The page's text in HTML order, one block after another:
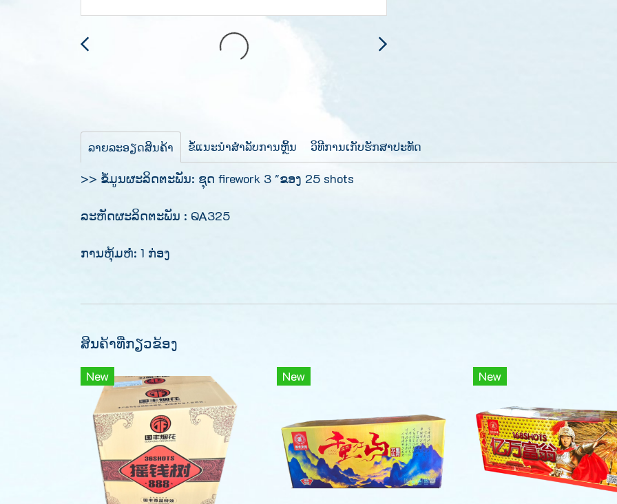
ລາຍລະອຽດສິນຄ້າ ຂໍ້​ແນະ​ນໍາ​ສໍາ​ລັບ​ການ​ຫຼິ້ນ​ ວິທີການເກັບຮັກສາປະທັດ
>> ຂໍ້​ມູນ​ຜະ​ລິດ​ຕະ​ພັນ: ຊຸດ firework 3 "ຂອງ 25 shots
ລະ​ຫັດ​ຜະ​ລິດ​ຕະ​ພັນ : QA325
ການຫຸ້ມຫໍ່: 1 ກ່ອງ
ສິນຄ້າທີ່ກຽວຂ້ອງ
New New New